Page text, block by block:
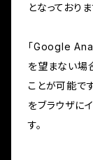
となっておりま
「Google
を望まない場
ことが可能で
をブラウザに
す。